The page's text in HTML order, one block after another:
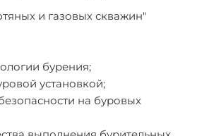
и газовых скважин"
бурения;
установкой;
на буровых